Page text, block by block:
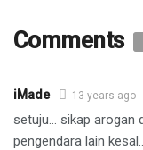
Comments
iMade 13 years ago
setuju… sikap arogan
pengendara lain